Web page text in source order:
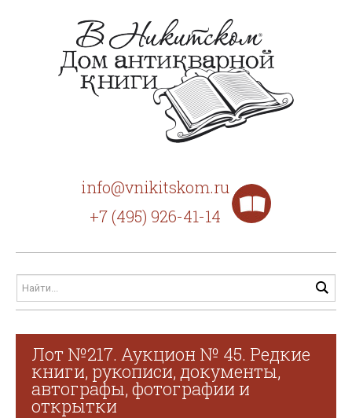
info@vnikitskom.ru
+7 (495) 926-41-14
Лот №217. Аукцион № 45. Редкие
книги, рукописи, документы,
автографы, фотографии и
открытки